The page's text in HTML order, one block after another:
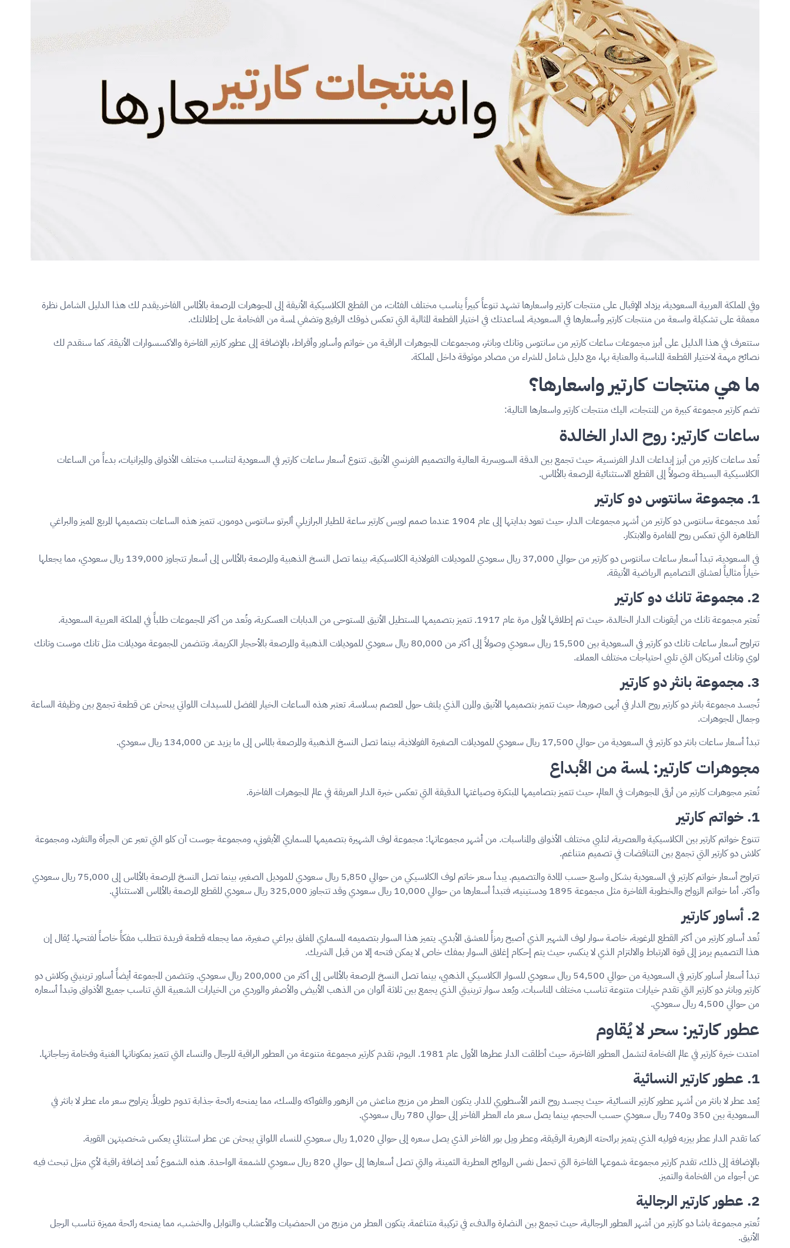
وفي المملكة العربية السعودية، يزداد الإقبال على منتجات كارتير واسعارها تشهد تنوعاً كبيراً يناسب مختلف الفئات، من القطع الكلاسيكية الأنيقة إلى المجوهرات المرصعة بالألماس الفاخر.يقدم لك هذا الدليل الشامل نظرة
معمقة على تشكيلة واسعة من منتجات كارتير وأسعارها في السعودية، لمساعدتك في اختيار القطعة المثالية التي تعكس ذوقك الرفيع وتضفي لمسة من الفخامة على إطلالتك.
ستتعرف في هذا الدليل على أبرز مجموعات ساعات كارتير من سانتوس وتانك وبانثر، ومجموعات المجوهرات الراقية من خواتم وأساور وأقراط، بالإضافة إلى عطور كارتير الفاخرة والاكسسوارات الأنيقة. كما سنقدم لك
نصائح مهمة لاختيار القطعة المناسبة والعناية بها، مع دليل شامل للشراء من مصادر موثوقة داخل المملكة.
ما هي منتجات كارتير واسعارها؟
تضم كارتير مجموعة كبيرة من المنتجات، اليك منتجات كارتير واسعارها التالية:
ساعات كارتير: روح الدار الخالدة
تُعد ساعات كارتير من أبرز إبداعات الدار الفرنسية، حيث تجمع بين الدقة السويسرية العالية والتصميم الفرنسي الأنيق. تتنوع أسعار ساعات كارتير في السعودية لتناسب مختلف الأذواق والميزانيات، بدءاً من الساعات
الكلاسيكية البسيطة وصولاً إلى القطع الاستثنائية المرصعة بالألماس.
1. مجموعة سانتوس دو كارتير
تُعد مجموعة سانتوس دو كارتير من أشهر مجموعات الدار، حيث تعود بدايتها إلى عام 1904 عندما صمم لويس كارتير ساعة للطيار البرازيلي ألبرتو سانتوس دومون. تتميز هذه الساعات بتصميمها المربع المميز والبراغي
الظاهرة التي تعكس روح المغامرة والابتكار.
في السعودية، تبدأ أسعار ساعات سانتوس دو كارتير من حوالي 37,000 ريال سعودي للموديلات الفولاذية الكلاسيكية، بينما تصل النسخ الذهبية والمرصعة بالألماس إلى أسعار تتجاوز 139,000 ريال سعودي، مما يجعلها
خياراً مثالياً لعشاق التصاميم الرياضية الأنيقة.
2. مجموعة تانك دو كارتير
تُعتبر مجموعة تانك من أيقونات الدار الخالدة، حيث تم إطلاقها لأول مرة عام 1917. تتميز بتصميمها المستطيل الأنيق المستوحى من الدبابات العسكرية، وتُعد من أكثر المجموعات طلباً في المملكة العربية السعودية.
تتراوح أسعار ساعات تانك دو كارتير في السعودية بين 15,500 ريال سعودي وصولاً إلى أكثر من 80,000 ريال سعودي للموديلات الذهبية والمرصعة بالأحجار الكريمة. وتتضمن المجموعة موديلات مثل تانك موست وتانك
لوي وتانك أمريكان التي تلبي احتياجات مختلف العملاء.
3. مجموعة بانثر دو كارتير
تُجسد مجموعة بانثر دو كارتير روح الدار في أبهى صورها، حيث تتميز بتصميمها الأنيق والمرن الذي يلتف حول المعصم بسلاسة. تعتبر هذه الساعات الخيار المفضل للسيدات اللواتي يبحثن عن قطعة تجمع بين وظيفة الساعة
وجمال المجوهرات.
تبدأ أسعار ساعات بانثر دو كارتير في السعودية من حوالي 17,500 ريال سعودي للموديلات الصغيرة الفولاذية، بينما تصل النسخ الذهبية والمرصعة بالماس إلى ما يزيد عن 134,000 ريال سعودي.
مجوهرات كارتير: لمسة من الأبداع
تُعتبر مجوهرات كارتير من أرقى المجوهرات في العالم، حيث تتميز بتصاميمها المبتكرة وصياغتها الدقيقة التي تعكس خبرة الدار العريقة في عالم المجوهرات الفاخرة.
1. خواتم كارتير
تتنوع خواتم كارتير بين الكلاسيكية والعصرية، لتلبي مختلف الأذواق والمناسبات. من أشهر مجموعاتها: مجموعة لوف الشهيرة بتصميمها المسماري الأيقوني، ومجموعة جوست آن كلو التي تعبر عن الجرأة والتفرد، ومجموعة
كلاش دو كارتير التي تجمع بين التناقضات في تصميم متناغم.
تتراوح أسعار خواتم كارتير في السعودية بشكل واسع حسب المادة والتصميم. يبدأ سعر خاتم لوف الكلاسيكي من حوالي 5,850 ريال سعودي للموديل الصغير، بينما تصل النسخ المرصعة بالألماس إلى 75,000 ريال سعودي
وأكثر. أما خواتم الزواج والخطوبة الفاخرة مثل مجموعة 1895 ودستينيه، فتبدأ أسعارها من حوالي 10,000 ريال سعودي وقد تتجاوز 325,000 ريال سعودي للقطع المرصعة بالألماس الاستثنائي.
2. أساور كارتير
تُعد أساور كارتير من أكثر القطع المرغوبة، خاصة سوار لوف الشهير الذي أصبح رمزاً للعشق الأبدي. يتميز هذا السوار بتصميمه المسماري المغلق ببراغي صغيرة، مما يجعله قطعة فريدة تتطلب مفكاً خاصاً لفتحها. يُقال إن
هذا التصميم يرمز إلى قوة الارتباط والالتزام الذي لا ينكسر، حيث يتم إحكام إغلاق السوار بمفك خاص لا يمكن فتحه إلا من قبل الشريك.
تبدأ أسعار أساور كارتير في السعودية من حوالي 54,500 ريال سعودي للسوار الكلاسيكي الذهبي، بينما تصل النسخ المرصعة بالألماس إلى أكثر من 200,000 ريال سعودي. وتتضمن المجموعة أيضاً أساور ترينيتي وكلاش دو
كارتير وبانثر دو كارتير التي تقدم خيارات متنوعة تناسب مختلف المناسبات. ويُعد سوار ترينيتي الذي يجمع بين ثلاثة ألوان من الذهب الأبيض والأصفر والوردي من الخيارات الشعبية التي تناسب جميع الأذواق وتبدأ أسعاره
من حوالي 4,500 ريال سعودي.
عطور كارتير: سحر لا يُقاوم
امتدت خبرة كارتير في عالم الفخامة لتشمل العطور الفاخرة، حيث أطلقت الدار عطرها الأول عام 1981. اليوم، تقدم كارتير مجموعة متنوعة من العطور الراقية للرجال والنساء التي تتميز بمكوناتها الغنية وفخامة زجاجاتها.
1. عطور كارتير النسائية
يُعد عطر لا بانثر من أشهر عطور كارتير النسائية، حيث يجسد روح النمر الأسطوري للدار. يتكون العطر من مزيج مناعش من الزهور والفواكه والمسك، مما يمنحه رائحة جذابة تدوم طويلاً. يتراوح سعر ماء عطر لا بانثر في
السعودية بين 350 و740 ريال سعودي حسب الحجم، بينما يصل سعر ماء العطر الفاخر إلى حوالي 780 ريال سعودي.
كما تقدم الدار عطر بيزيه فوليه الذي يتميز برائحته الزهرية الرقيقة، وعطر ويل بور الفاخر الذي يصل سعره إلى حوالي 1,020 ريال سعودي للنساء اللواتي يبحثن عن عطر استثنائي يعكس شخصيتهن القوية.
بالإضافة إلى ذلك، تقدم كارتير مجموعة شموعها الفاخرة التي تحمل نفس الروائح العطرية الثمينة، والتي تصل أسعارها إلى حوالي 820 ريال سعودي للشمعة الواحدة. هذه الشموع تُعد إضافة راقية لأي منزل تبحث فيه
عن أجواء من الفخامة والتميز.
2. عطور كارتير الرجالية
تُعتبر مجموعة باشا دو كارتير من أشهر العطور الرجالية، حيث تجمع بين النضارة والدفء في تركيبة متناغمة. يتكون العطر من مزيج من الحمضيات والأعشاب والتوابل والخشب، مما يمنحه رائحة مميزة تناسب الرجل
الأنيق.